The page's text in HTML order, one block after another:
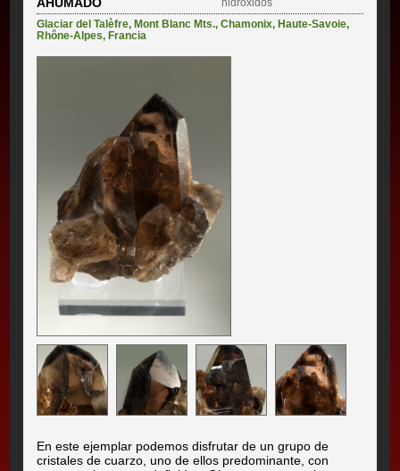
Glaciar del Talèfre,Mont Blanc Mts.,Chamonix,Haute-Savoie,
Rhône-Alpes,Francia
En este ejemplar podemos disfrutar de un grupo de
cristales de cuarzo, uno de ellos predominante, con